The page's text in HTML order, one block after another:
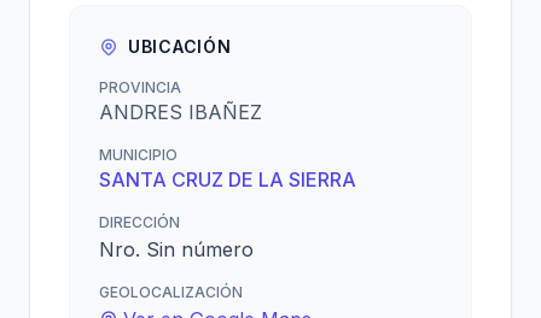
UBICACIÓN
PROVINCIA
ANDRES IBAÑEZ
MUNICIPIO
SANTA CRUZ DE LA SIERRA
DIRECCIÓN
Nro. Sin número
GEOLOCALIZACIÓN